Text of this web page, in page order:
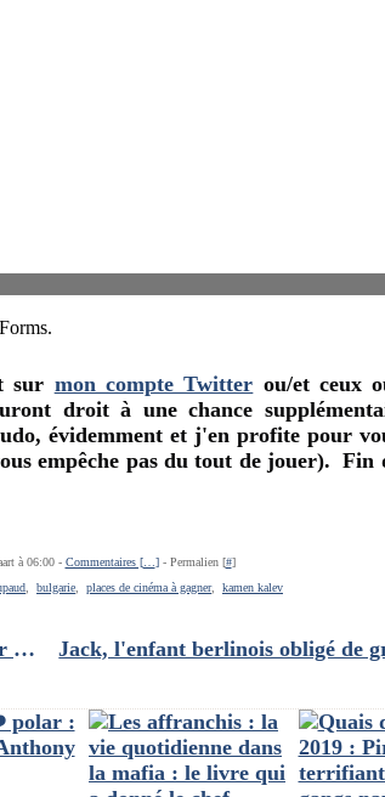
sur mon compte Twitter ou/et ceux
droit à une chance
évidemment et j'en profite pour
empêche pas du tout de jouer). Fin
à 06:00 - Commentaires [… ]- Permalien [#]
bulgarie places de cinéma à gagner, kamen kalev
Des livres jeunesse qui font aimer l'école !!